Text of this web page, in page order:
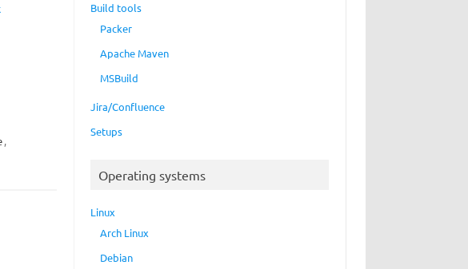
,
Build tools
Packer
Apache Maven
MSBuild
Jira/Confluence
Setups
Operating systems
Linux
Arch Linux
Debian